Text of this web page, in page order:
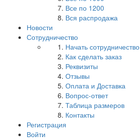
Все по 1200
Вся распродажа
Новости
Сотрудничество
Начать сотрудничество
Как сделать заказ
Реквизиты
Отзывы
Оплата и Доставка
Вопрос-ответ
Таблица размеров
Контакты
Регистрация
Войти